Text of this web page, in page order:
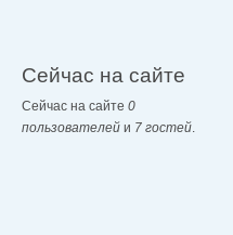
Сейчас на сайте
Сейчас на сайте 0
пользователей и 7 гостей.